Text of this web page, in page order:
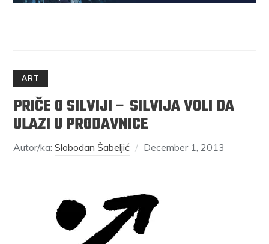
ART
PRIČE O SILVIJI – SILVIJA VOLI DA
ULAZI U PRODAVNICE
Autor/ka:Slobodan Šabeljić December 1, 2013